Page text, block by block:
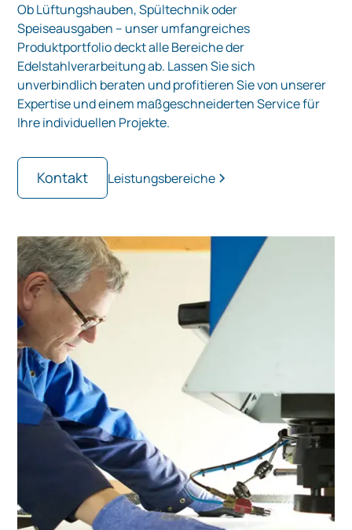
Ob Lüftungshauben, Spültechnik oder
Speiseausgaben – unser umfangreiches
Produktportfolio deckt alle Bereiche der
Edelstahlverarbeitung ab. Lassen Sie sich
unverbindlich beraten und profitieren Sie von unserer
Expertise und einem maßgeschneiderten Service für
Ihre individuellen Projekte.
Kontakt Leistungsbereiche